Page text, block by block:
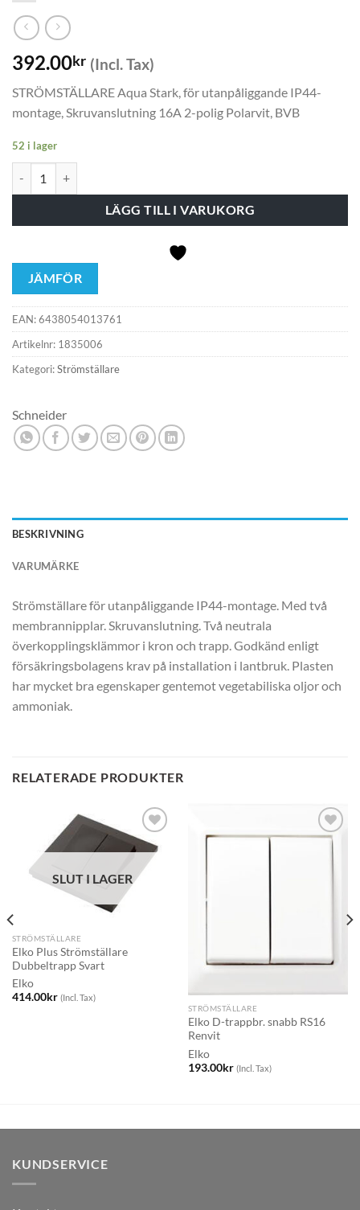
392.00kr (Incl. Tax)
STRÖMSTÄLLARE Aqua Stark, för utanpåliggande IP44-
montage, Skruvanslutning 16A 2-polig Polarvit, BVB
52 i lager
LÄGG TILL I VARUKORG
JÄMFÖR
EAN:6438054013761
Artikelnr: 1835006
Kategori:Strömställare
Schneider
BESKRIVNING
VARUMÄRKE
Strömställare för utanpåliggande IP44-montage. Med två
membrannipplar. Skruvanslutning. Två neutrala
överkopplingsklämmor i kron och trapp. Godkänd enligt
försäkringsbolagens krav på installation i lantbruk. Plasten
har mycket bra egenskaper gentemot vegetabiliska oljor och
ammoniak.
RELATERADE PRODUKTER
SLUT I LAGER
STRÖMSTÄLLARE
Elko Plus Strömställare
Dubbeltrapp Svart
Elko
414.00kr (Incl. Tax)
STRÖMSTÄLLARE
Elko D-trappbr. snabb RS16
Renvit
Elko
193.00kr (Incl. Tax)
KUNDSERVICE